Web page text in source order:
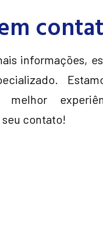
informações,
contato!